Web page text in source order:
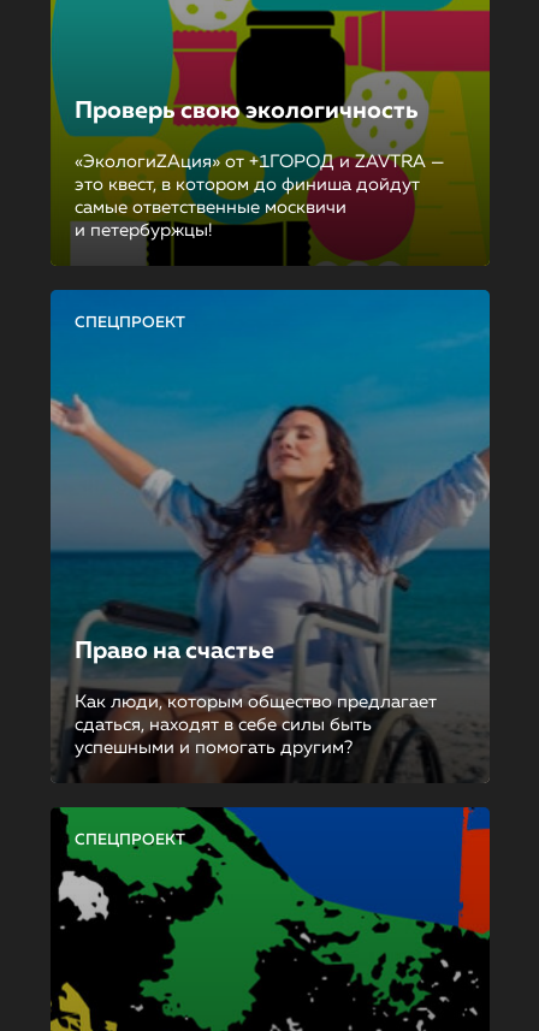
Проверь свою экологичность
«ЭкологиZAция» от +1ГОРОД и ZAVTRA —
это квест, в котором до финиша дойдут
самые ответственные москвичи
и петербуржцы!
СПЕЦПРОЕКТ
Право на счастье
Как люди, которым общество предлагает
сдаться, находят в себе силы быть
успешными и помогать другим?
СПЕЦПРОЕКТ